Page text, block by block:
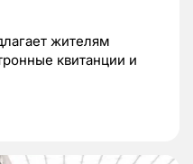
жителям
квитанции и